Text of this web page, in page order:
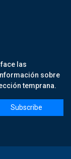
las
sobre
temprana.